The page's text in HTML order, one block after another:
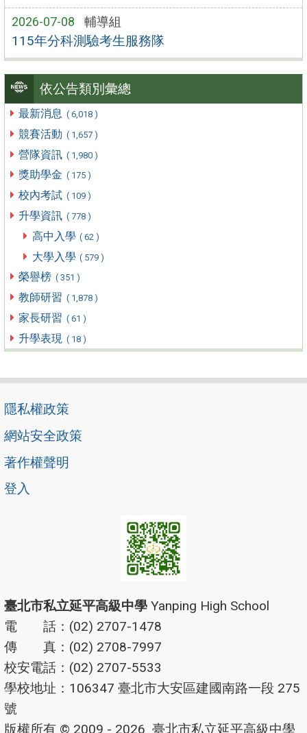
2026-07-08 輔導組
115年分科測驗考生服務隊
依公告類別彙總
最新消息 ( 6,018 )
競賽活動 ( 1,657 )
營隊資訊 ( 1,980 )
獎助學金 ( 175 )
校內考試 ( 109 )
升學資訊 ( 778 )
高中入學 ( 62 )
大學入學 ( 579 )
榮譽榜 ( 351 )
教師研習 ( 1,878 )
家長研習 ( 61 )
升學表現 ( 18 )
隱私權政策
網站安全政策
著作權聲明
登入
臺北市私立延平高級中學 Yanping High School
電 話：(02) 2707-1478
傳 真：(02) 2708-7997
校安電話：(02) 2707-5533
學校地址：106347 臺北市大安區建國南路一段 275
號
版權所有 © 2009 - 2026 臺北市私立延平高級中學